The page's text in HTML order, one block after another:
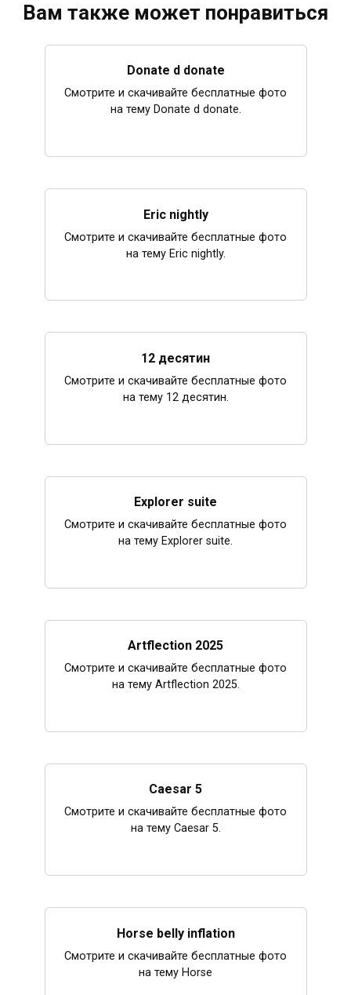
Вам также может понравиться
Donate d donate
Смотрите и скачивайте бесплатные фото
на тему Donate d donate.
Eric nightly
Смотрите и скачивайте бесплатные фото
на тему Eric nightly.
12 десятин
Смотрите и скачивайте бесплатные фото
на тему 12 десятин.
Explorer suite
Смотрите и скачивайте бесплатные фото
на тему Explorer suite.
Artflection 2025
Смотрите и скачивайте бесплатные фото
на тему Artflection 2025.
Caesar 5
Смотрите и скачивайте бесплатные фото
на тему Caesar 5.
Horse belly inflation
Смотрите и скачивайте бесплатные фото
на тему Horse